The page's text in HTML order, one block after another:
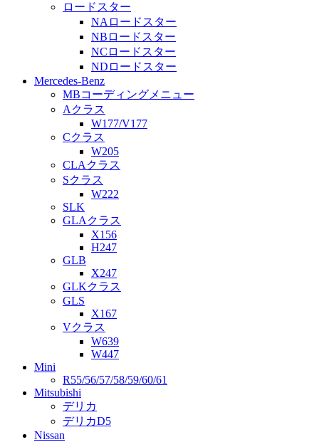
ロードスター
NAロードスター
NBロードスター
NCロードスター
NDロードスター
Mercedes-Benz
MBコーディングメニュー
Aクラス
W177/V177
Cクラス
W205
CLAクラス
Sクラス
W222
SLK
GLAクラス
X156
H247
GLB
X247
GLKクラス
GLS
X167
Vクラス
W639
W447
Mini
R55/56/57/58/59/60/61
Mitsubishi
デリカ
デリカD5
Nissan